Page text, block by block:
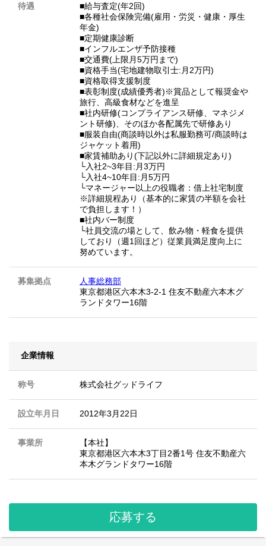
待遇
■給与査定(年2回)
■各種社会保険完備(雇用・労災・健康・厚生
年金)
■定期健康診断
■インフルエンザ予防接種
■交通費(上限月5万円まで)
■資格手当(宅地建物取引士:月2万円)
■資格取得支援制度
■表彰制度(成績優秀者)※賞品として報奨金や
旅行、高級食材などを進呈
■社内研修(コンプライアンス研修、マネジメ
ント研修)、そのほか各配属先で研修あり
■服装自由(商談時以外は私服勤務可/商談時は
ジャケット着用)
■家賃補助あり(下記以外に詳細規定あり)
└入社2~3年目:月3万円
└入社4~10年目:月5万円
└マネージャー以上の役職者：借上社宅制度
※詳細規程あり（基本的に家賃の半額を会社
で負担します！）
■社内バー制度
└社員交流の場として、飲み物・軽食を提供
しており（週1回ほど）従業員満足度向上に
努めています。
募集拠点
人事総務部
東京都港区六本木3-2-1 住友不動産六本木グ
ランドタワー16階
企業情報
称号 株式会社グッドライフ
設立年月日 2012年3月22日
事業所
【本社】
東京都港区六本木3丁目2番1号 住友不動産六
本木グランドタワー16階
応募する